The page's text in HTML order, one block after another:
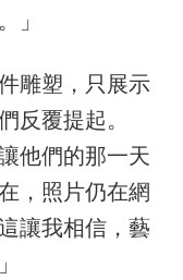
」
雕塑，只展示
反覆提起。
他們的那一天
，照片仍在網
讓我相信，藝